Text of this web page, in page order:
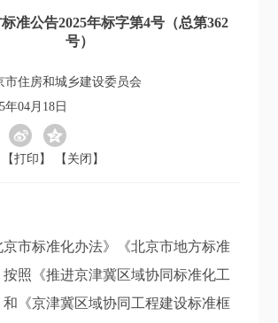
准公告2025年标字第4号（总第362
号）
市住房和城乡建设委员会
年04月18日
【打印】 【关闭】
标准化办法》《北京市地方标准
照《推进京津冀区域协同标准化工
《京津冀区域协同工程建设标准框